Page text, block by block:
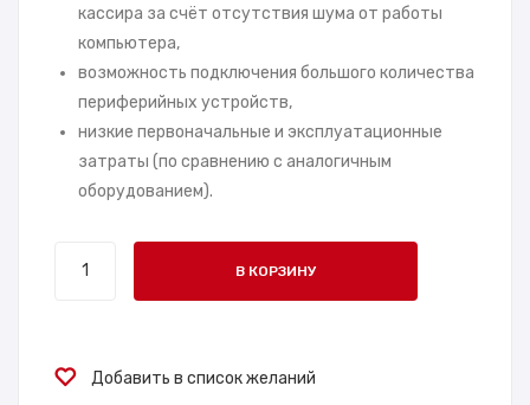
кассира за счёт отсутствия шума от работы
компьютера,
возможность подключения большого количества
периферийных устройств,
низкие первоначальные и эксплуатационные
затраты (по сравнению с аналогичным
оборудованием).
АТОЛ
В КОРЗИНУ
Добавить в список желаний